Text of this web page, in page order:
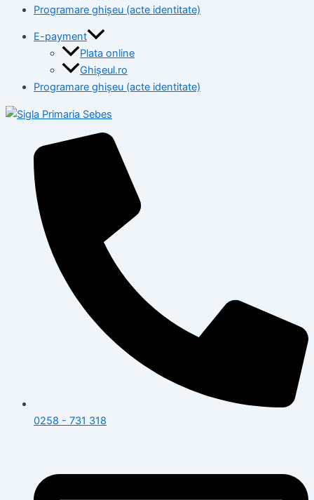
Programare ghișeu (acte identitate)
E-payment
Plata online
Ghișeul.ro
Programare ghișeu (acte identitate)
0258 - 731 318